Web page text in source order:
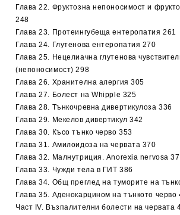
Глава 22. Фруктозна непоносимост и
248
Глава 23. Протеингубеща ентеропатия 261
Глава 24. Глутенова ентеропатия 270
Глава 25. Нецелиачна глутенова
(непоносимост) 298
Глава 26. Хранителна алергия 305
Глава 27. Болест на Whipple 325
Глава 28. Тънкочревна дивертикулоза 336
Глава 29. Мекелов дивертикул 342
Глава 30. Късо тънко черво 353
Глава 31. Амилоидоза на червата 370
Глава 32. Малнутриция. Anorexia nervosa
Глава 33. Чужди тела в ГИТ 386
Глава 34. Общ преглед на туморите на
Глава 35. Аденокарцином на тънкото черво
Част ІV. Възпалителни болести на червата